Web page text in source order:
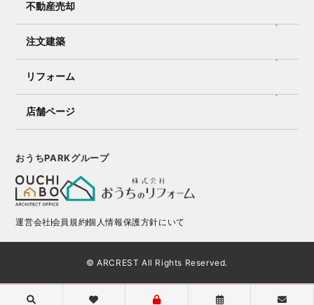
不動産売却
注文建築
リフォーム
店舗ページ
おうちPARKグループ
運営会社会員規約個人情報保護方針にいて
© ARCREST All Rights Reserved.